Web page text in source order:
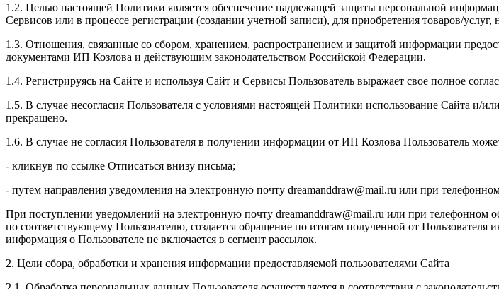
1.2. Целью настоящей Политики является обеспечение надлежащей защиты персональной
Сервисов или в процессе регистрации (создании учетной записи), для приобретения товаров/
1.3. Отношения, связанные со сбором, хранением, распространением и защитой информации
документами ИП Козловa и действующим законодательством Российской Федерации.
1.4. Регистрируясь на Сайте и используя Сайт и Сервисы Пользователь выражает свое полное
1.5. В случае несогласия Пользователя с условиями настоящей Политики использование Сайта
прекращено.
1.6. В случае не согласия Пользователя в получении информации от ИП Козлова Пользователь
- кликнув по ссылке Отписаться внизу письма;
- путем направления уведомления на электронную почту dreamanddraw@mail.ru или при
При поступлении уведомлений на электронную почту dreamanddraw@mail.ru или при телефонном
по соответствующему Пользователю, создается обращение по итогам полученной от
информация о Пользователе не включается в сегмент рассылок.
2. Цели сбора, обработки и хранения информации предоставляемой пользователями Сайта